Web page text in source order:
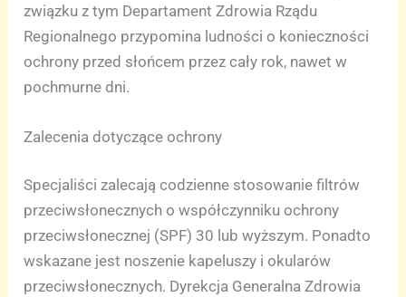
związku z tym Departament Zdrowia Rządu
Regionalnego przypomina ludności o konieczności
ochrony przed słońcem przez cały rok, nawet w
pochmurne dni.
Zalecenia dotyczące ochrony
Specjaliści zalecają codzienne stosowanie filtrów
przeciwsłonecznych o współczynniku ochrony
przeciwsłonecznej (SPF) 30 lub wyższym. Ponadto
wskazane jest noszenie kapeluszy i okularów
przeciwsłonecznych. Dyrekcja Generalna Zdrowia